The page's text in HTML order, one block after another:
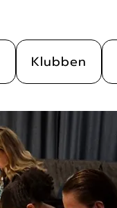
Klubben